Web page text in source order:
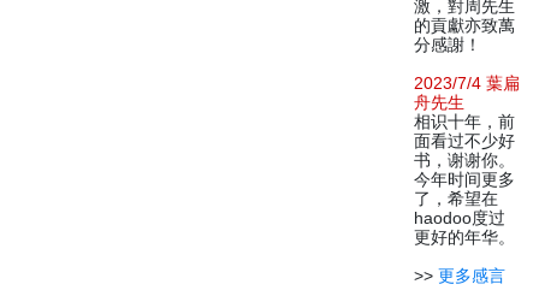
激，對周先生
的貢獻亦致萬
分感謝！
2023/7/4 葉扁
舟先生
相识十年，前
面看过不少好
书，谢谢你。
今年时间更多
了，希望在
haodoo度过
更好的年华。
>> 更多感言